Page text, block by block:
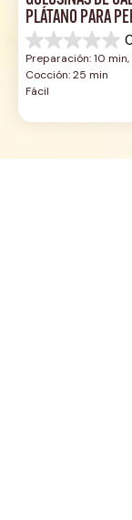
PLÁTANO PARA
0.0
de
5
estrellas.
Preparación: 10 min,
Cocción: 25 min
Fácil